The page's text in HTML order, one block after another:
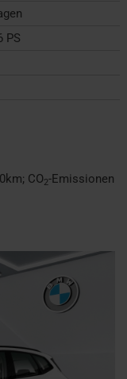
PS
; CO2-Emissionen